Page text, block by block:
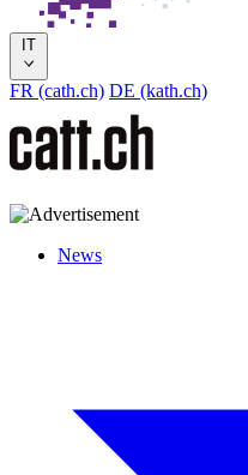
IT
FR (cath.ch) DE (kath.ch)
News